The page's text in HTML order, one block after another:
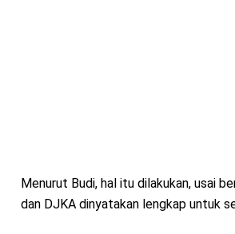
Menurut Budi, hal itu dilakukan, usai
dan DJKA dinyatakan lengkap untuk